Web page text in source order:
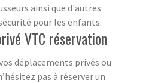
ainsi que d'autres
pour les enfants.
VTC réservation
déplacements privés ou
pas à réserver un